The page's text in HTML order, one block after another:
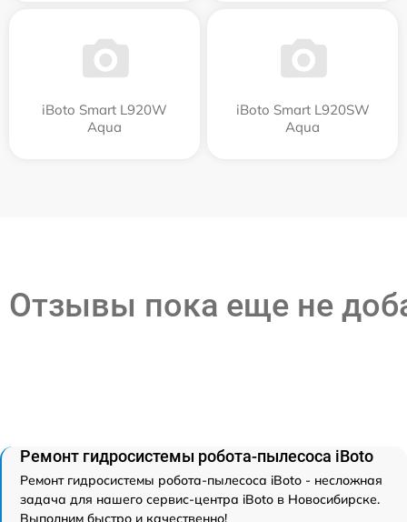
iBoto Smart L920W
Aqua
iBoto Smart L920SW
Aqua
Отзывы пока еще не
Ремонт гидросистемы робота-пылесоса iBoto
Ремонт гидросистемы робота-пылесоса iBoto - несложная
задача для нашего сервис-центра iBoto в Новосибирске.
Выполним быстро и качественно!